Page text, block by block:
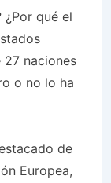
¿Por qué el
27 naciones
o no lo ha
de
Europea,